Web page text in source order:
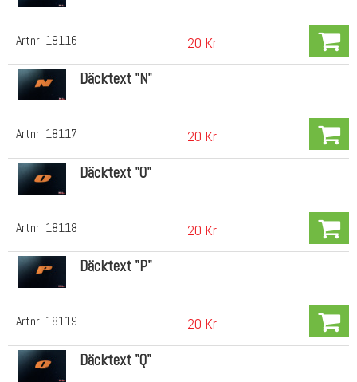
Artnr: 18116 20 Kr
Artnr: 18117
Däcktext "N"
20 Kr
Artnr: 18118
Däcktext "O"
20 Kr
Artnr: 18119
Däcktext "P"
20 Kr
Däcktext "Q"